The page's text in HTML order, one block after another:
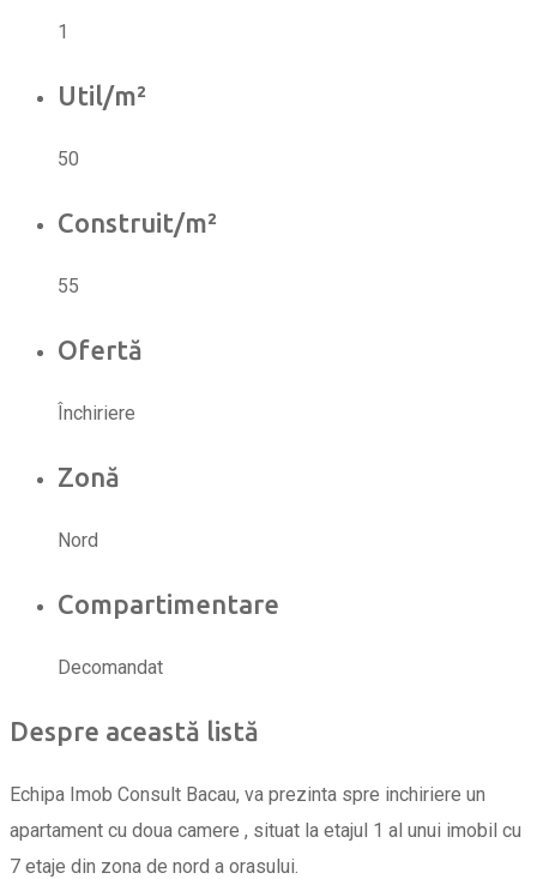
1
Util/m²
50
Construit/m²
55
Ofertă
Închiriere
Zonă
Nord
Compartimentare
Decomandat
Despre această listă
Echipa Imob Consult Bacau, va prezinta spre inchiriere un
apartament cu doua camere , situat la etajul 1 al unui imobil cu
7 etaje din zona de nord a orasului.